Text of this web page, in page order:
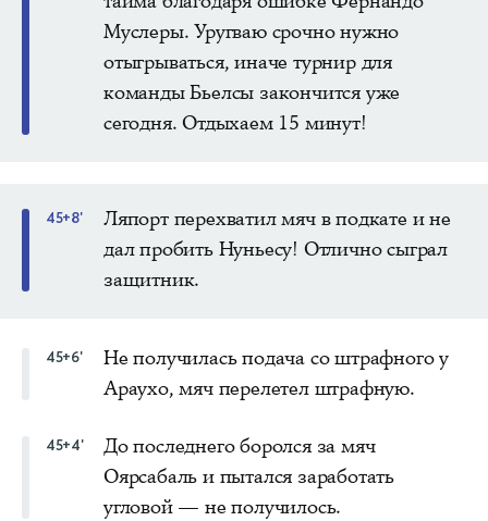
Муслеры. Уругваю срочно нужно
отыгрываться, иначе турнир для
команды Бьелсы закончится уже
сегодня. Отдыхаем 15 минут!
45+8'
Ляпорт перехватил мяч в подкате и не
дал пробить Нуньесу! Отлично сыграл
защитник.
45+6'
Не получилась подача со штрафного у
Араухо, мяч перелетел штрафную.
45+4'
До последнего боролся за мяч
Оярсабаль и пытался заработать
угловой — не получилось.